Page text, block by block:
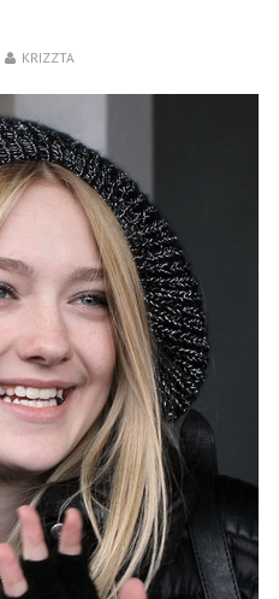
KRIZZTA